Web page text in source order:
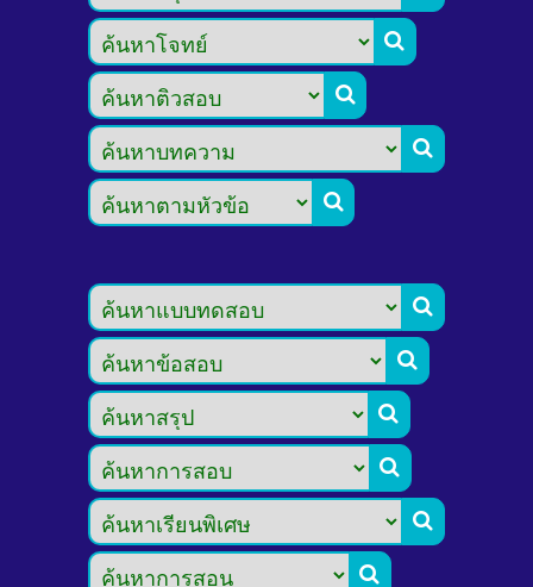









